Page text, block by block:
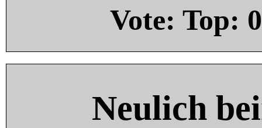
Vote: Top: 0
Neulich